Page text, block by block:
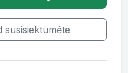
susisiektumėte